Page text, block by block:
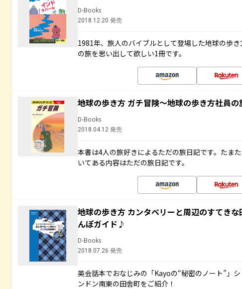
D-Books
2018.12.20 発売
1981年、旅人のバイブルとして登場した地球の歩
の旅を思い出して欲しい1冊です。
地球の歩き方 ガチ冒険～地球の歩き方社員の
D-Books
2018.04.12 発売
本書は4人の旅好きによるただの旅日記です。たま
いてある内容はただの旅日記です。
地球の歩き方 カンタベリーと周辺のすてき
んぽガイド♪
D-Books
2018.07.26 発売
英会話本でおなじみの「Kayoの“秘密のノート”」
ンドン南東の田舎町をご紹介！